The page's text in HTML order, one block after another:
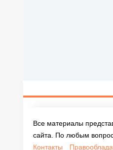
Все материалы
сайта. По любым
Контакты